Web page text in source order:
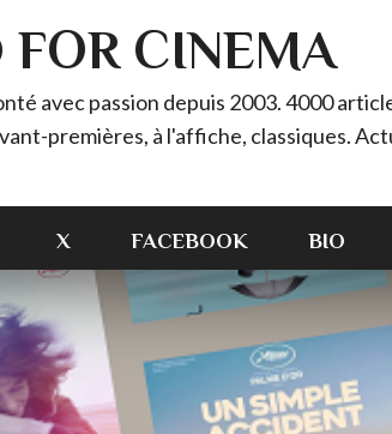
CINEMA
avec passion depuis 2003. 4000
premières, à l'affiche, classiques.
X FACEBOOK BIO